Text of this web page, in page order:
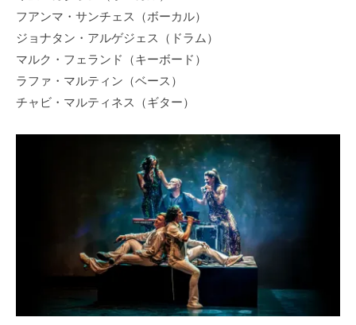
a
m
a
フアンマ・サンチェス（ボーカル）
ジョナタン・アルゲジェス（ドラム）
マルク・フェランド（キーボード）
ラファ・マルティン（ベース）
チャビ・マルティネス（ギター）